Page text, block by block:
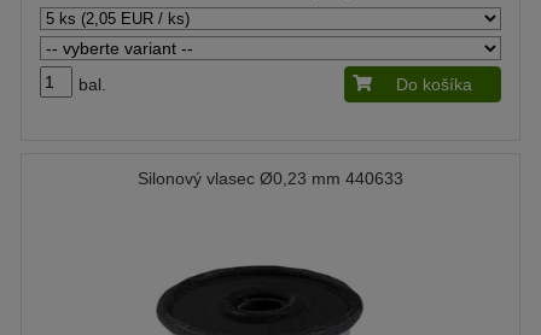
bal. Do košíka
Silonový vlasec Ø0,23 mm 440633